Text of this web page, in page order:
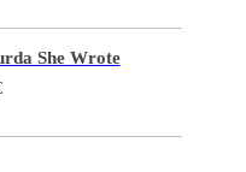
She Wrote